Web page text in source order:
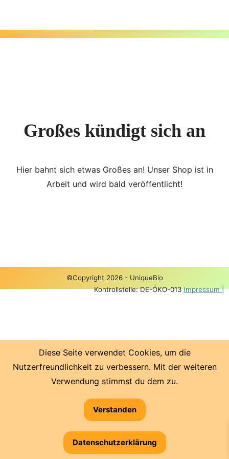
Zum
Großes kündigt sich an
Hier bahnt sich etwas Großes an! Unser Shop ist in
Arbeit und wird bald veröffentlicht!
Diese Seite verwendet Cookies, um die
Nutzerfreundlichkeit zu verbessern. Mit der weiteren
Verwendung stimmst du dem zu.
Verstanden
Datenschutzerklärung
©Copyright 2026 - UniqueBio
Kontrollstelle: DE-ÖKO-013Impressum |